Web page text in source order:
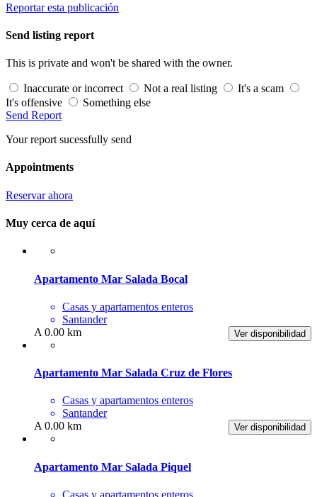
Reportar esta publicación
Send listing report
This is private and won't be shared with the owner.
Inaccurate or incorrect Not a real listing
It's a scam
It's offensive
Something else
Send Report
Your report sucessfully send
Appointments
Reservar ahora
Muy cerca de aquí
Apartamento Mar Salada Bocal
Casas y apartamentos enteros
Santander
Ver disponibilidad
A 0.00 km
Apartamento Mar Salada Cruz de Flores
Casas y apartamentos enteros
Santander
Ver disponibilidad
A 0.00 km
Apartamento Mar Salada Piquel
Casas y apartamentos enteros